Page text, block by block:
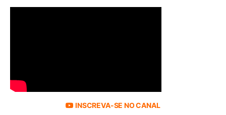
INSCREVA-SE NO CANAL